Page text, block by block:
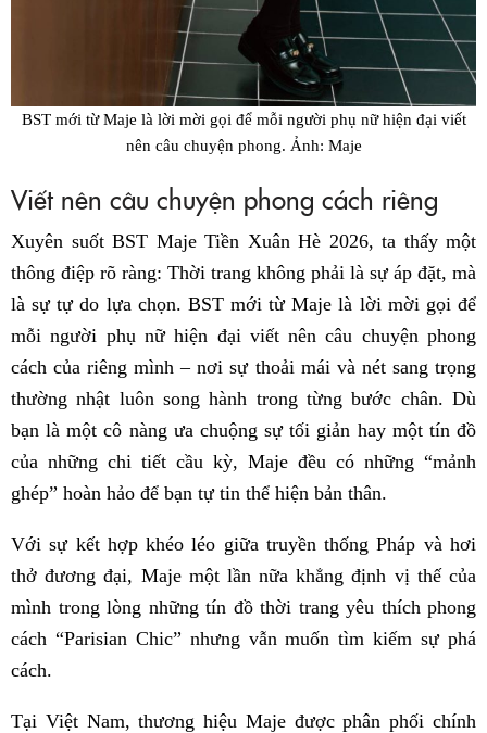
BST mới từ Maje là lời mời gọi để mỗi người phụ nữ hiện đại viết
nên câu chuyện phong. Ảnh: Maje
Viết nên câu chuyện phong cách riêng
Xuyên suốt BST Maje Tiền Xuân Hè 2026, ta thấy một
thông điệp rõ ràng: Thời trang không phải là sự áp đặt, mà
là sự tự do lựa chọn. BST mới từ Maje là lời mời gọi để
mỗi người phụ nữ hiện đại viết nên câu chuyện phong
cách của riêng mình – nơi sự thoải mái và nét sang trọng
thường nhật luôn song hành trong từng bước chân. Dù
bạn là một cô nàng ưa chuộng sự tối giản hay một tín đồ
của những chi tiết cầu kỳ, Maje đều có những “mảnh
ghép” hoàn hảo để bạn tự tin thể hiện bản thân.
Với sự kết hợp khéo léo giữa truyền thống Pháp và hơi
thở đương đại, Maje một lần nữa khẳng định vị thế của
mình trong lòng những tín đồ thời trang yêu thích phong
cách “Parisian Chic” nhưng vẫn muốn tìm kiếm sự phá
cách.
Tại Việt Nam, thương hiệu Maje được phân phối chính